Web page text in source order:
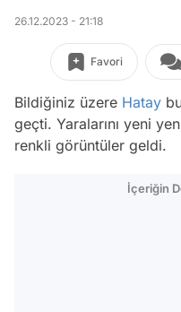
26.12.2023 - 21:18
Favori
Bildiğiniz üzere Hatay
geçti. Yaralarını yeni
renkli görüntüler geldi.
İçeriğin